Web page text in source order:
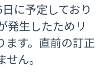
に予定しており
発生したためリ
ます。直前の訂正
ん。